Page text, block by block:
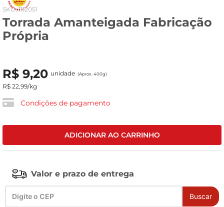
:1112051
Torrada Amanteigada Fabricação
Própria
R$ 9,20 unidade (Aprox. 400g)
R$ 22,99/kg
Condições de pagamento
ADICIONAR AO CARRINHO
Valor e prazo de entrega
Buscar
fogao
café
cerveja
vinho
leite
leite pó